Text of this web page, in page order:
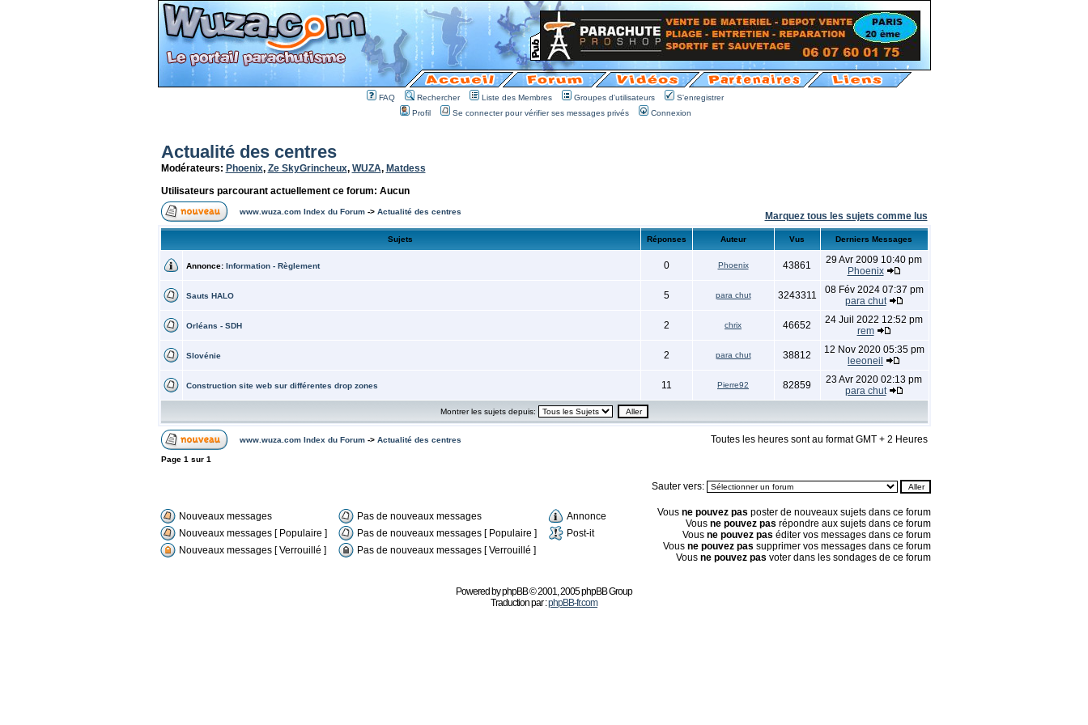
FAQ Rechercher Liste des Membres Groupes d'utilisateurs
S'enregistrer
Profil
Se connecter pour vérifier ses messages privés Connexion
Actualité des centres
Modérateurs: Phoenix, Ze SkyGrincheux, WUZA, Matdess
Utilisateurs parcourant actuellement ce forum: Aucun
www.wuza.com Index du Forum-> Actualité des centres Marquez tous les sujets comme lus
Sujets Réponses Auteur Vus Derniers Messages
Annonce: Information - Règlement 0 Phoenix 43861
29 Avr 2009 10:40 pm
Phoenix
Sauts HALO 5 para chut 3243311
08 Fév 2024 07:37 pm
para chut
Orléans - SDH 2 chrix 46652
24 Juil 2022 12:52 pm
rem
Slovénie 2 para chut 38812
12 Nov 2020 05:35 pm
leeoneil
Construction site web sur différentes drop zones 11 Pierre92 82859
23 Avr 2020 02:13 pm
para chut
Montrer les sujets depuis:
www.wuza.com Index du Forum-> Actualité des centres Toutes les heures sont au format GMT + 2 Heures
Page 1 sur 1
Sauter vers:
Nouveaux messages Pas de nouveaux messages
Annonce
Nouveaux messages [ Populaire ]
Pas de nouveaux messages [ Populaire ]
Post-it
Nouveaux messages [ Verrouillé ]
Pas de nouveaux messages [ Verrouillé ]
Vous ne pouvez pas poster de nouveaux sujets dans ce forum
Vous ne pouvez pas répondre aux sujets dans ce forum
Vous ne pouvez pas éditer vos messages dans ce forum
Vous ne pouvez pas supprimer vos messages dans ce forum
Vous ne pouvez pas voter dans les sondages de ce forum
Powered byphpBB© 2001, 2005 phpBB Group
Traduction par :phpBB-fr.com